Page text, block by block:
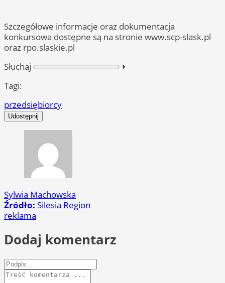
Szczegółowe informacje oraz dokumentacja
konkursowa dostępne są na stronie www.scp-slask.pl
oraz rpo.slaskie.pl
Słuchaj
⏵︎
Tagi:
przedsiębiorcy
Udostępnij
Sylwia Machowska
Źródło: Silesia Region
reklama
Dodaj komentarz